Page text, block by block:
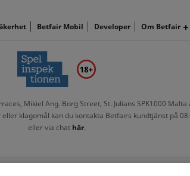
Betfair Mobil Developer Om Betfair
Mikiel Ang. Borg Street, St. Julians SPK1000
klagomål kan du kontakta Betfairs kundtjänst på
eller via chat här.